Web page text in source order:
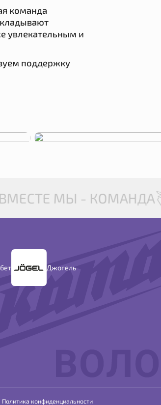
команда
увлекательным и
поддержку
МЫ - КОМАНДА
Джогель
Политика конфиденциальности